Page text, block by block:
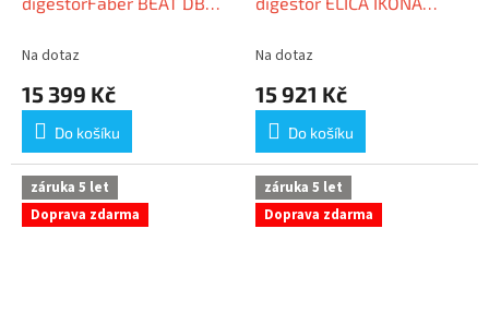
Na dotaz
15 399 Kč
Do košíku
Na dotaz
15 921 Kč
Do košíku
záruka 5 let
Doprava zdarma
záruka 5 let
Doprava zdarma